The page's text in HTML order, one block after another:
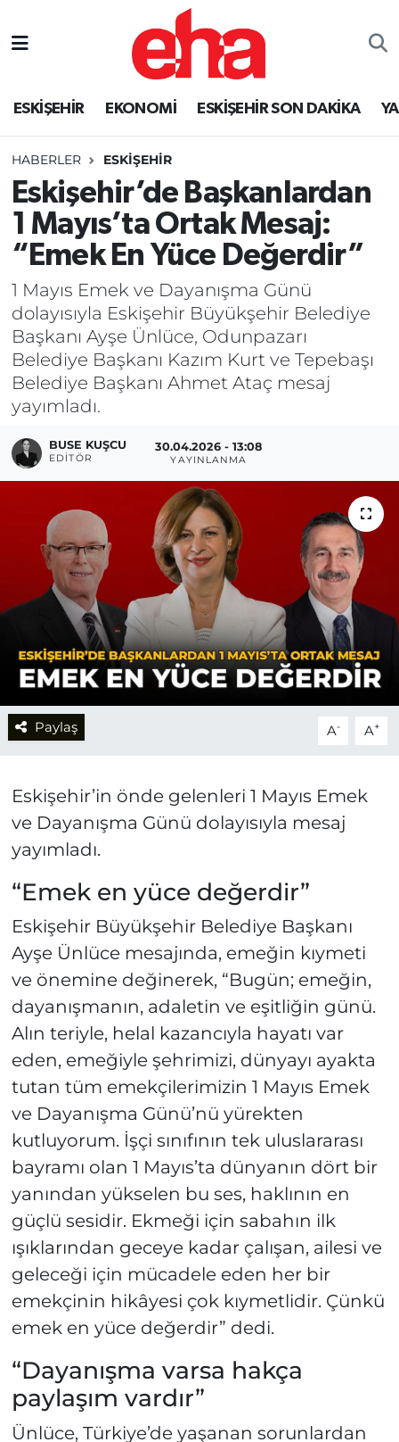
ESKİŞEHİR EKONOMİ ESKİŞEHİR SON DAKİKA
HABERLER ESKİŞEHİR
Eskişehir’de Başkanlardan
1 Mayıs’ta Ortak Mesaj:
“Emek En Yüce Değerdir”
1 Mayıs Emek ve Dayanışma Günü
dolayısıyla Eskişehir Büyükşehir Belediye
Başkanı Ayşe Ünlüce, Odunpazarı
Belediye Başkanı Kazım Kurt ve Tepebaşı
Belediye Başkanı Ahmet Ataç mesaj
yayımladı.
BUSE KUŞCU
EDITÖR
30.04.2026 - 13:08
YAYINLANMA
Paylaş A- A+
Eskişehir’in önde gelenleri 1 Mayıs Emek
ve Dayanışma Günü dolayısıyla mesaj
yayımladı.
“Emek en yüce değerdir”
Eskişehir Büyükşehir Belediye Başkanı
Ayşe Ünlüce mesajında, emeğin kıymeti
ve önemine değinerek, “Bugün; emeğin,
dayanışmanın, adaletin ve eşitliğin günü.
Alın teriyle, helal kazancıyla hayatı var
eden, emeğiyle şehrimizi, dünyayı ayakta
tutan tüm emekçilerimizin 1 Mayıs Emek
ve Dayanışma Günü’nü yürekten
kutluyorum. İşçi sınıfının tek uluslararası
bayramı olan 1 Mayıs’ta dünyanın dört bir
yanından yükselen bu ses, haklının en
güçlü sesidir. Ekmeği için sabahın ilk
ışıklarından geceye kadar çalışan, ailesi ve
geleceği için mücadele eden her bir
emekçinin hikâyesi çok kıymetlidir. Çünkü
emek en yüce değerdir” dedi.
“Dayanışma varsa hakça
paylaşım vardır”
Ünlüce, Türkiye’de yaşanan sorunlardan